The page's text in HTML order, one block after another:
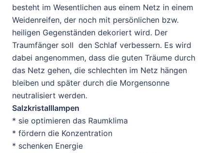
besteht im Wesentlichen aus einem Netz in einem
Weidenreifen, der noch mit persönlichen bzw.
heiligen Gegenständen dekoriert wird. Der
Traumfänger soll den Schlaf verbessern. Es wird
dabei angenommen, dass die guten Träume durch
das Netz gehen, die schlechten im Netz hängen
bleiben und später durch die Morgensonne
neutralisiert werden.
Salzkristalllampen
* sie optimieren das Raumklima
* fördern die Konzentration
* schenken Energie